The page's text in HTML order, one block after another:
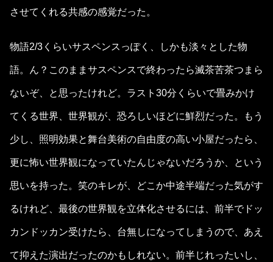
させてくれる共感の感覚だった。
物語2/3くらいサスペンスっぽく、しかも淡々とした物
語。ん？このままサスペンスで終わったら滅茶苦茶つまら
ないぞ、と思ったけれど。ラスト30分くらいで畳みかけ
てくる世界、世界観が、恐ろしいほどに鮮烈だった。もう
少し、照明効果と舞台美術の自由度の高い小屋だったら、
更に怖い世界観になっていたんじゃないだろうか、という
思いを持った。笑のキレが、どこか中途半端だった気がす
るけれど、最後の世界観を立体化させるには、前半でドッ
カンドッカン受けたら、台無しになってしまうので、あえ
て抑えた演出だったのかもしれない。前半じれったいし、